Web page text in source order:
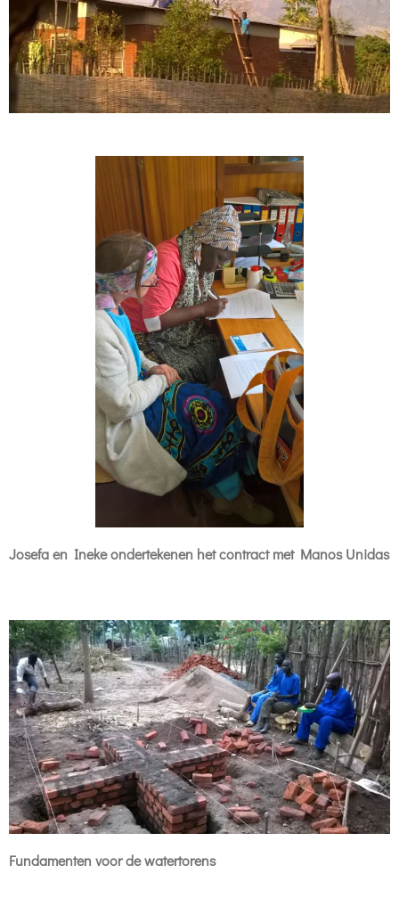
Josefa en Ineke ondertekenen het contract met Manos Unidas
Fundamenten voor de watertorens